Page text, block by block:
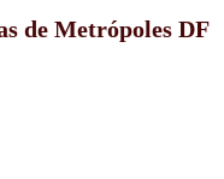
de Metrópoles DF